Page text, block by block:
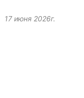
17 июня 2026г.